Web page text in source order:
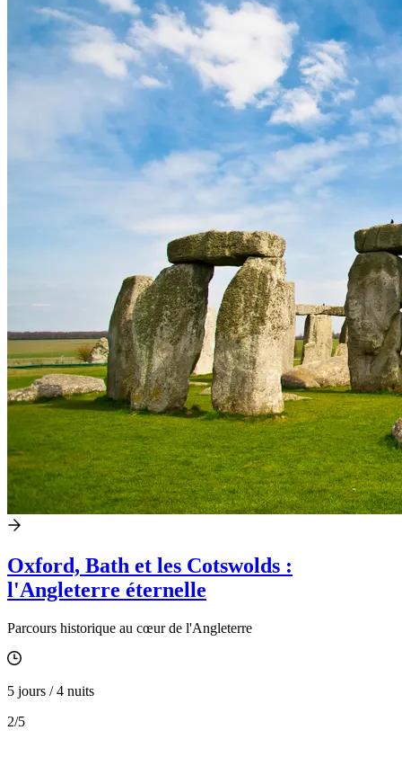
Oxford, Bath et les Cotswolds :
l'Angleterre éternelle
Parcours historique au cœur de l'Angleterre
5 jours / 4 nuits
2/5